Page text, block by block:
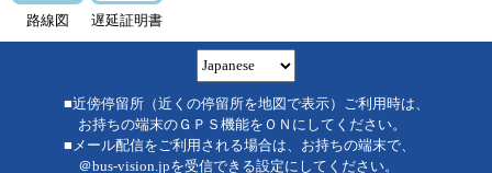
路線図 遅延証明書
■近傍停留所（近くの停留所を地図で表示）ご利用時は、
お持ちの端末のＧＰＳ機能をＯＮにしてください。
■メール配信をご利用される場合は、お持ちの端末で、
＠bus-vision.jpを受信できる設定にしてください。